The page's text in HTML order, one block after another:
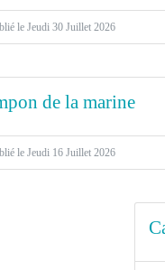
le Jeudi 30 Juillet 2026
de la marine
le Jeudi 16 Juillet 2026